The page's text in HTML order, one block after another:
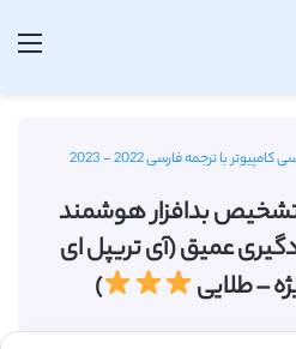
با ترجمه فارسی 2022 - 2023
تشخیص بدافزار هوشمند
عمیق (آی تریپل ای
)